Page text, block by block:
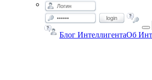
login
Блог ИнтеллигентаОб